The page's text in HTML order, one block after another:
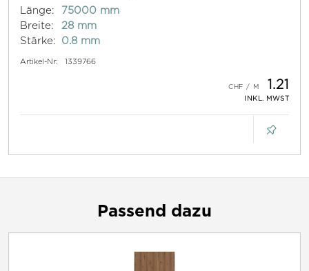
Länge:
75000 mm
Breite:
28 mm
Stärke:
0.8 mm
Artikel-Nr: 1339766
1.21
INKL. MWST
Passend dazu